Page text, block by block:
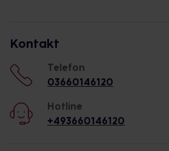
Kontakt
Telefon
03660146120
Hotline
+493660146120